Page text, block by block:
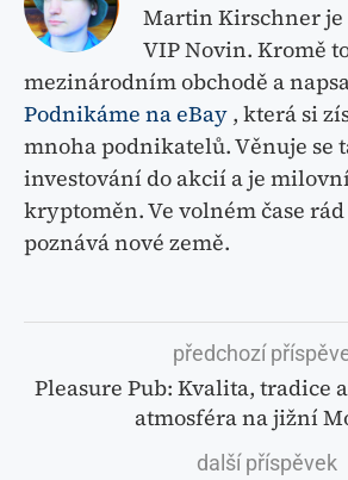
Martin Kirschner
VIP Novin. Kromě
mezinárodním obchodě a
Podnikáme na eBay , která si
mnoha podnikatelů. Věnuje se
investování do akcií a je
kryptoměn. Ve volném čase rád
poznává nové země.
předchozí
Pleasure Pub: Kvalita, tradice
atmosféra na jižní
další příspěvek